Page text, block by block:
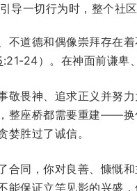
导一切行为时，整个社
不道德和偶像崇拜存在
:21-24）。在神面前谦卑
敬畏神、追求正义并努
整座桥都需要重建——
胜过了诚信。
合同，你对良善、慷慨
能保证立竿见影的兴盛